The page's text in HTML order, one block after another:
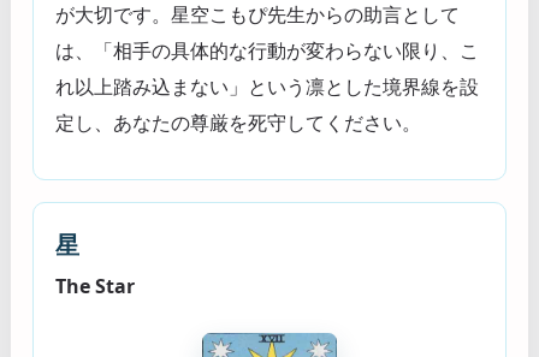
が大切です。星空こもぴ先生からの助言として
は、「相手の具体的な行動が変わらない限り、こ
れ以上踏み込まない」という凛とした境界線を設
定し、あなたの尊厳を死守してください。
星
The Star